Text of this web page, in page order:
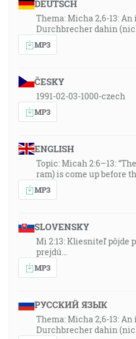
DEUTSCH
Thema: Micha 2,6-13:
Durchbrecher dahin
MP3
ČESKY
1991-02-03-1000-czech
MP3
ENGLISH
Topic: Micah 2:6–13:
ram) is come up before
MP3
SLOVENSKY
Mi 2:13: Kliesniteľ pôjde
prejdú…
MP3
РУССКИЙ ЯЗЫК
Thema: Micha 2,6-13:
Durchbrecher dahin